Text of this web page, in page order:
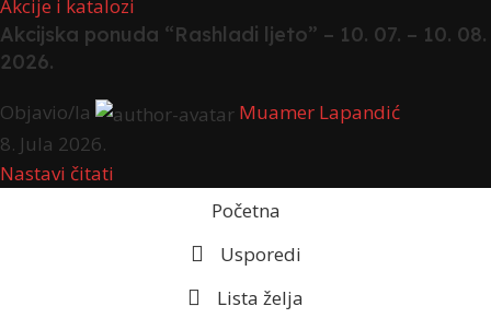
Akcije i katalozi
Akcijska ponuda “Rashladi ljeto” – 10. 07. – 10. 08.
2026.
Objavio/la
Muamer Lapandić
8. Jula 2026.
Nastavi čitati
Početna
Usporedi
Lista želja